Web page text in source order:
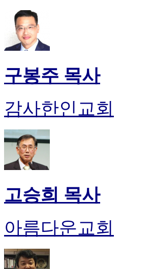
구봉주 목사
감사한인교회
고승희 목사
아름다운교회